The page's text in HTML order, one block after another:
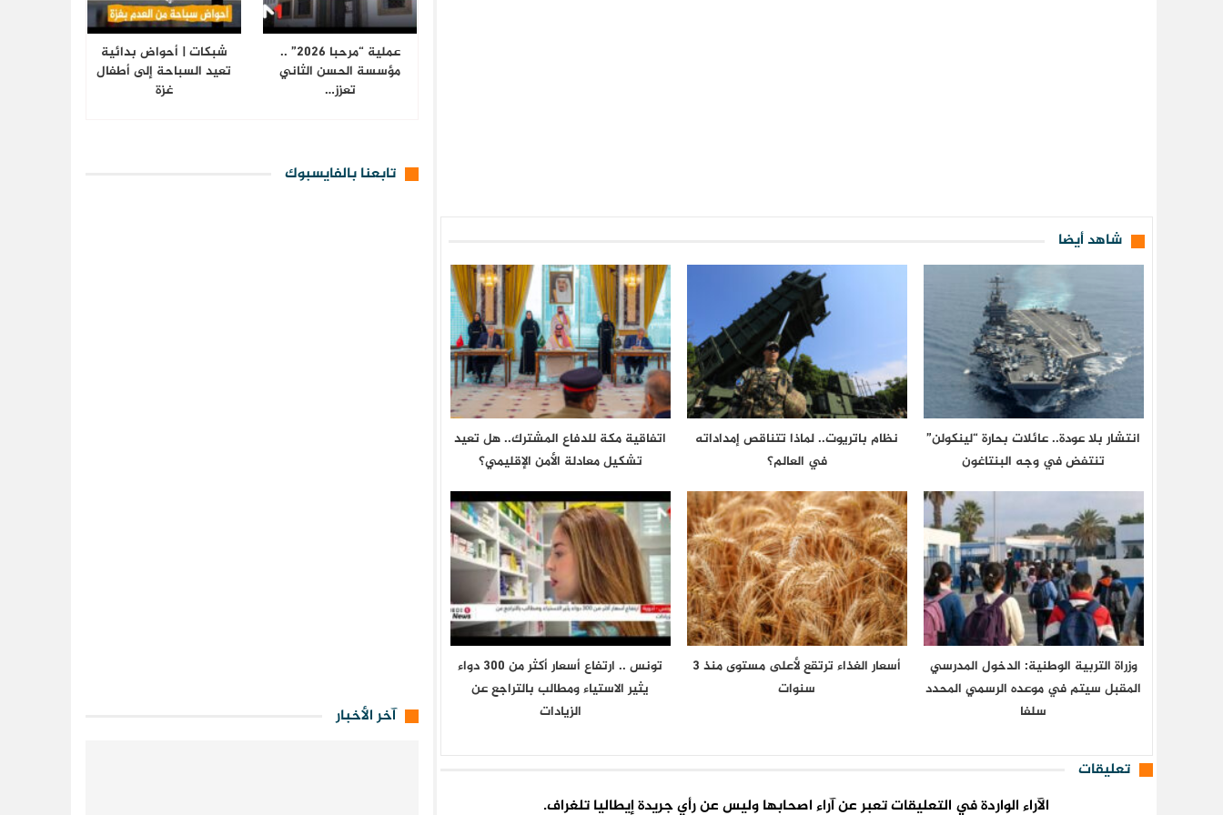
شاهد أيضا
انتشار بلا عودة.. عائلات بحارة “لينكولن”
تنتفض في وجه البنتاغون
نظام باتريوت.. لماذا تتناقص إمداداته
في العالم؟
اتفاقية مكة للدفاع المشترك.. هل تعيد
تشكيل معادلة الأمن الإقليمي؟
وزراة التربية الوطنية: الدخول المدرسي
المقبل سیتم في موعده الرسمي المحدد
سلفا
أسعار الغذاء ترتقع لأعلى مستوى منذ 3
سنوات
تونس .. ارتفاع أسعار أكثر من 300 دواء
يثير الاستياء ومطالب بالتراجع عن
الزيادات
تعليقات
الآراء الواردة في التعليقات تعبر عن آراء اصحابها وليس عن رأي جريدة إيطاليا تلغراف.
عملية “مرحبا 2026” ..
مؤسسة الحسن الثاني
تعزز…
شبكات | أحواض بدائية
تعيد السباحة إلى أطفال
غزة
تابعنا بالفايسبوك
آخر الأخبار